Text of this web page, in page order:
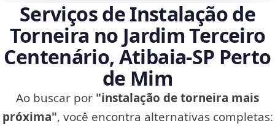
Serviços de Instalação de
Torneira no Jardim Terceiro
Centenário, Atibaia‑SP Perto
de Mim
Ao buscar por "instalação de torneira mais
próxima", você encontra alternativas completas: